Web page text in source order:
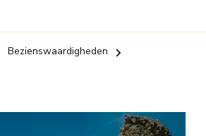
Bezienswaardigheden